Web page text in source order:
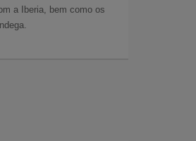
a Iberia, bem como os